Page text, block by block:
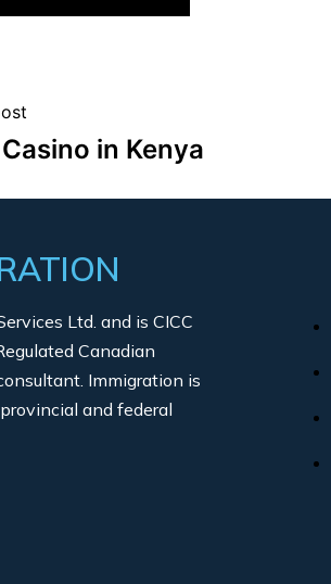
in Kenya
Ltd. and is CICC
Canadian
Immigration is
and federal